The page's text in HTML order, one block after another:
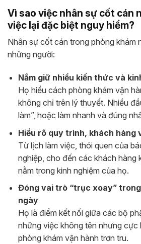
Vì sao việc nhân sự cốt cán
việc lại đặc biệt nguy hiểm?
Nhân sự cốt cán trong phòng khám
những người:
Nắm giữ nhiều kiến thức và
Họ hiểu cách phòng khám vận
không chỉ trên lý thuyết. Nhiều
làm”, hoặc làm nhanh và đúng
Hiểu rõ quy trình, khách hàng
Từ lịch làm việc, thói quen của
nghiệp, cho đến các khách hàng
nằm trong kinh nghiệm của họ.
Đóng vai trò “trục xoay”
ngày
Họ là điểm kết nối giữa các bộ
những việc không tên nhưng cực
phòng khám vận hành trơn tru.